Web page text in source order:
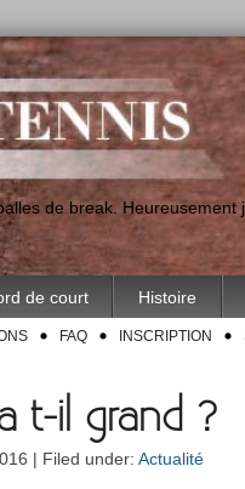
de break.
de court Histoire
FAQ INSCRIPTION
t-il grand ?
| Filed under: Actualité